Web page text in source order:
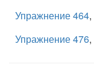
Упражнение 464,
Упражнение 476,